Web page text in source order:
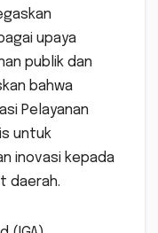
upaya
publik dan
bahwa
Pelayanan
untuk
inovasi kepada
daerah.